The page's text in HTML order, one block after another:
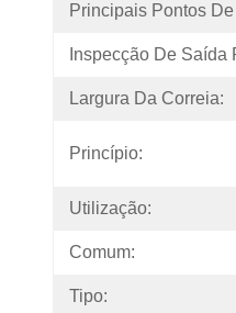
Principais Pontos
Inspecção De Saída
Largura Da Correia:
Princípio:
Utilização:
Comum:
Tipo: